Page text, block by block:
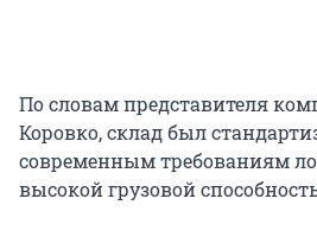
По словам представителя
Коровко, склад был
современным требованиям
высокой грузовой